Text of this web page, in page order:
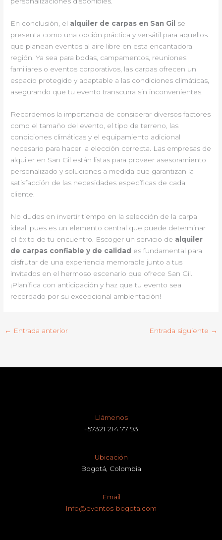
En conclusión, el alquiler de carpas en San Gil
se
presenta como una opción práctica y versátil para aquellos
que planean eventos al aire libre en esta encantadora
región. Ya sea para bodas, campamentos, reuniones
familiares o eventos corporativos, las carpas ofrecen un
espacio protegido y adaptable a las condiciones climáticas,
asegurando que tu evento transcurra sin inconvenientes.
Recordemos la importancia de considerar diversos factores
como el tamaño del evento, el tipo de terreno, las
condiciones climáticas y el equipamiento adicional
necesario para hacer la elección correcta. Las empresas de
alquiler en San Gil están listas para proveer asesoramiento
personalizado y soluciones a medida que garantizan la
satisfacción de las necesidades específicas de cada
cliente.
No dudes en invertir tiempo en la selección de la carpa
ideal, pues es un elemento central que puede determinar
el éxito de tu encuentro. Escoger un servicio de alquiler
de carpas confiable y de calidad es fundamental para
disfrutar de una experiencia memorable junto a tus
invitados en el hermoso escenario que ofrece San Gil.
¡Planifica con anticipación y haz que tu evento sea
recordado por su excepcional ambientación!
← Entrada anterior Entrada siguiente →
Llámenos
+57321 214 77 93
Ubicación
Bogotá, Colombia
Email
Info@eventos-bogota.com